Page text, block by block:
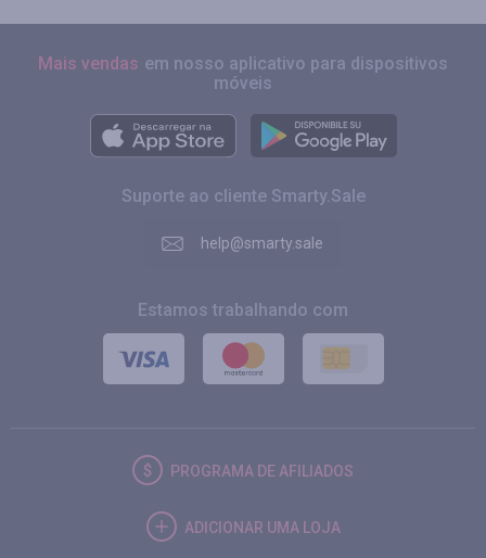
Mais vendas em nosso aplicativo para dispositivos
móveis
Suporte ao cliente Smarty.Sale
help@smarty.sale
Estamos trabalhando com
PROGRAMA DE AFILIADOS
ADICIONAR UMA LOJA